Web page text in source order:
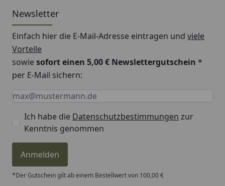
Newsletter
Einfach hier die E-Mail-Adresse eintragen und viele
Vorteile
sowiesofort einen 5,00 € Newslettergutschein *
per E-Mail sichern:
Keine Eingabe erforderlich
Eingabe erforderlich
E-Mail *
Ich habe die Datenschutzbestimmungen zur
Kenntnis genommen
Anmelden
*Der Gutschein gilt ab einem Bestellwert von 100,00 €